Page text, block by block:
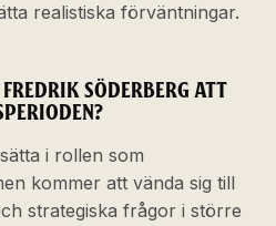
realistiska förväntningar.
SÖDERBERG ATT
i rollen som
kommer att vända sig till
strategiska frågor i större